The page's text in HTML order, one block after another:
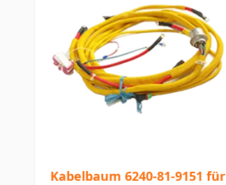
Kabelbaum 6240-81-9151 für